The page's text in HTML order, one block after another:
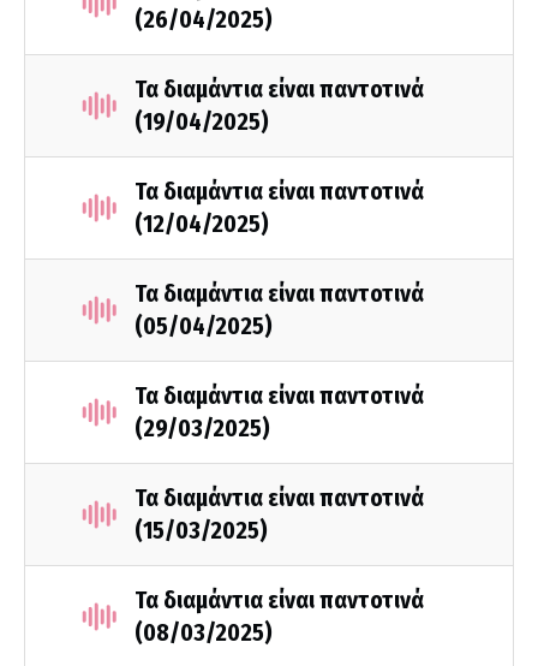
(26/04/2025)
Τα διαμάντια είναι παντοτινά
(19/04/2025)
Τα διαμάντια είναι παντοτινά
(12/04/2025)
Τα διαμάντια είναι παντοτινά
(05/04/2025)
Τα διαμάντια είναι παντοτινά
(29/03/2025)
Τα διαμάντια είναι παντοτινά
(15/03/2025)
Τα διαμάντια είναι παντοτινά
(08/03/2025)